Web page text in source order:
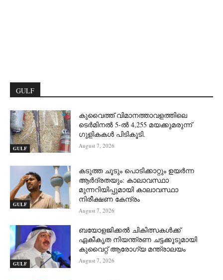
GULF
GULF
കുവൈത്ത് വിമാനത്താവളത്തിലെ
ടെർമിനൽ 5-ൽ 4,255 മയക്കുമരുന്ന്
ഗുളികകൾ പിടികൂടി.
August 7, 2026
GULF
കടുത്ത ചൂടും പൊടിക്കാറ്റും ഉയർന്ന
ആർദ്രതയും: കാലാവസ്ഥാ
മുന്നറിയിപ്പുമായി കാലാവസ്ഥാ
നിരീക്ഷണ കേന്ദ്രം
August 7, 2026
GULF
ബയോളജിക്കൽ ചികിത്സകൾക്ക്
ഏകീകൃത നിയന്ത്രണ ചട്ടക്കൂടുമായി
കുവൈറ്റ് ആരോഗ്യ മന്ത്രാലയം
August 7, 2026